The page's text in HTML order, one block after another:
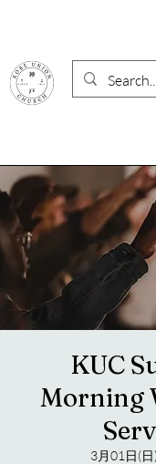
KUC
Morning
3月01日(日)